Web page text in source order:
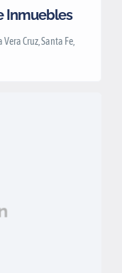
Inmuebles
Cruz, Santa Fe,